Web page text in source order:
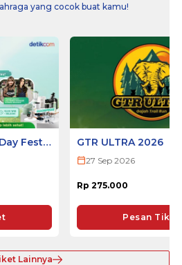
yang cocok buat kamu!
Fest
GTR ULTRA 2026
27 Sep 2026
Rp 275.000
Pesan Tiket
Lainnya